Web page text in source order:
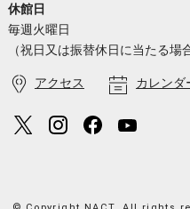
休館日
毎週火曜日
（祝日又は振替休日に当たる場
アクセス カレンダ